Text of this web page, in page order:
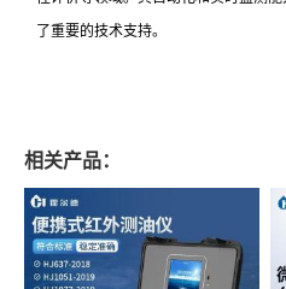
了重要的技术支持。
相关产品：